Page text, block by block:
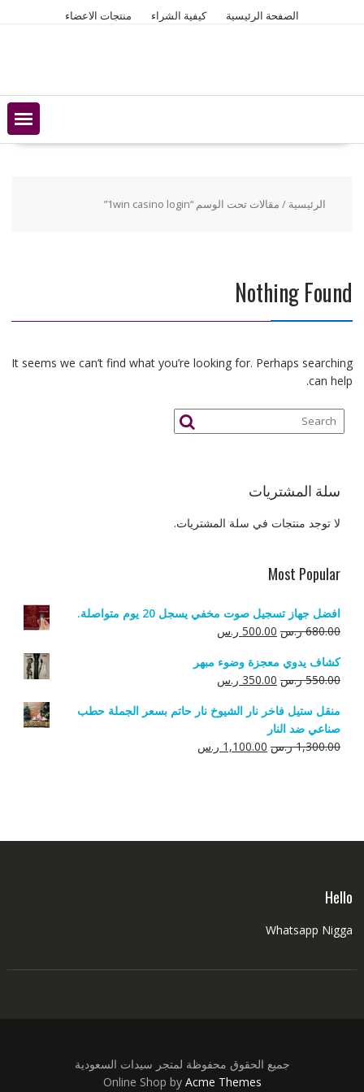
الصفحة الرئيسية كيفية الشراء منتجات الاعضاء
الرئيسية / مقالات تحت الوسم “1win casino login”
Nothing Found
It seems we can’t find what you’re looking for. Perhaps searching
can help.
سلة المشتريات
لا توجد منتجات في سلة المشتريات.
Most Popular
افضل جهاز تسجيل صوت مخفي يسجل 20 يوم متواصلة.
680.00 ر.س السعر
هو:
680.00 ر.س.
500.00 ر.سالسعر
هو:
500.00 ر.س.
كشاف يدوي معجزة وضوء مبهر
550.00 ر.س السعر
هو:
550.00 ر.س.
350.00 ر.سالسعر
هو:
منقل ستيل فاخر نار الشيوخ نار حاتم بسعر الجملة حطب
صناعي ضد النار
1,300.00 ر.س السعر
1,100.00 ر.سالسعر
Hello
Whatsapp Nigga
جميع الحقوق محفوظة لمتجر سيدات السعودية
Online Shop by Acme Themes